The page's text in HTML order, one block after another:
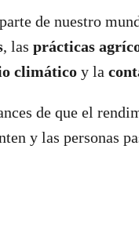
de nuestro
, las prácticas
climático y la
de que el
y las personas